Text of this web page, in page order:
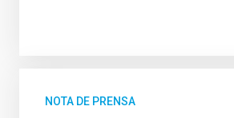
NOTA DE PRENSA